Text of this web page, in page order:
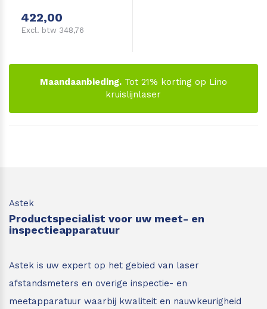
422,00
Excl. btw 348,76
Maandaanbieding.Tot 21% korting op Lino
kruislijnlaser
Astek
Productspecialist voor uw meet- en
inspectieapparatuur
Astek is uw expert op het gebied van laser
afstandsmeters en overige inspectie- en
meetapparatuur waarbij kwaliteit en nauwkeurigheid